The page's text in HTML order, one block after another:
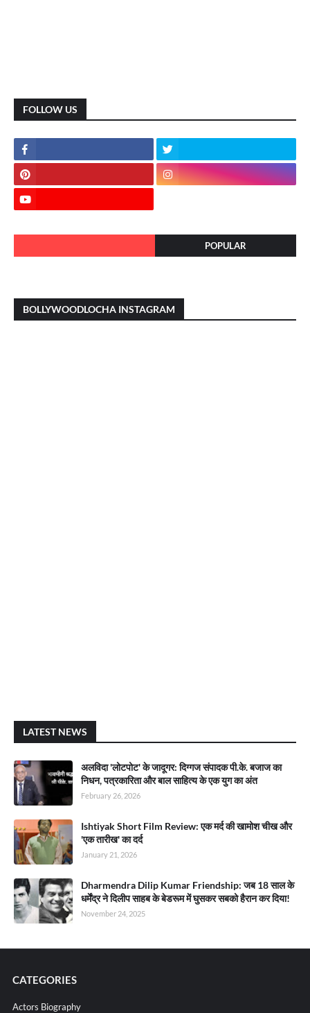
FOLLOW US
POPULAR
BOLLYWOODLOCHA INSTAGRAM
LATEST NEWS
अलविदा 'लोटपोट' के जादूगर: दिग्गज संपादक पी.के. बजाज का
निधन, पत्रकारिता और बाल साहित्य के एक युग का अंत
February 26, 2026
Ishtiyak Short Film Review: एक मर्द की खामोश चीख और
'एक तारीख' का दर्द
January 21, 2026
Dharmendra Dilip Kumar Friendship: जब 18 साल के
धर्मेंद्र ने दिलीप साहब के बेडरूम में घुसकर सबको हैरान कर दिया!
November 24, 2025
CATEGORIES
Actors Biography